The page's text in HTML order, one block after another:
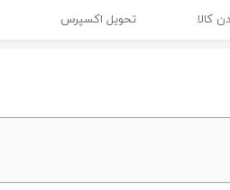
کالا تحویل اکسپرس